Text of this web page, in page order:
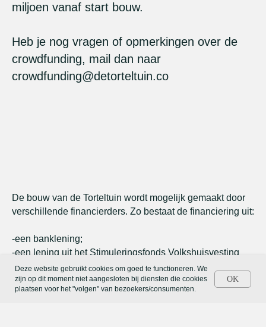
miljoen vanaf start bouw.
Heb je nog vragen of opmerkingen over de
crowdfunding, mail dan naar
crowdfunding@detorteltuin.co
De bouw van de Torteltuin wordt mogelijk gemaakt door
verschillende financierders. Zo bestaat de financiering uit:
-een banklening;
-een lening uit het Stimuleringsfonds Volkshuisvesting
(SVn);
-impactleningen;
-subsidies en
Deze website gebruikt cookies om goed te functioneren. We
zijn op dit moment niet aangesloten bij diensten die cookies
plaatsen voor het "volgen" van bezoekers/consumenten.
OK